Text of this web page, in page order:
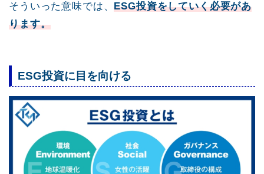
そういった意味では、ESG投資をしていく必要があ
ります。
ESG投資に目を向ける